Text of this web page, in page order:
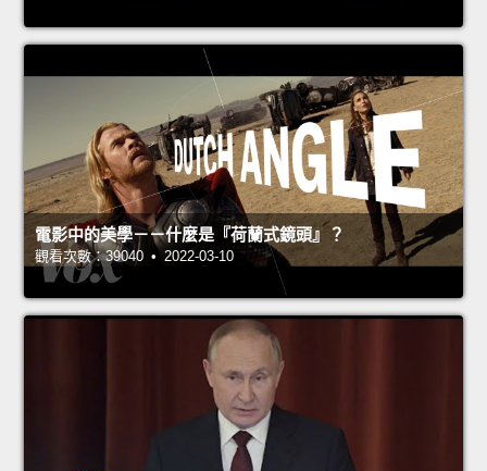
電影中的美學－－什麼是『荷蘭式鏡頭』？
觀看次數：39040 • 2022-03-10